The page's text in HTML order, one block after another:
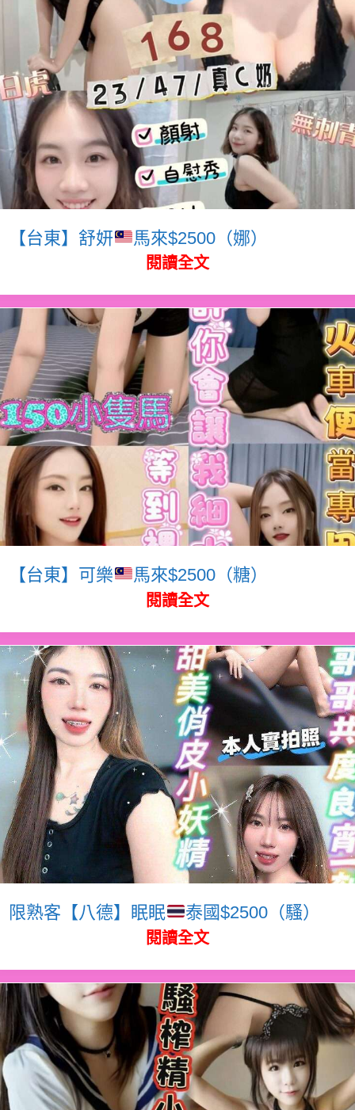
【台東】舒妍 馬來$2500（娜）
閱讀全文
【台東】可樂 馬來$2500（糖）
閱讀全文
限熟客【八德】眠眠 泰國$2500（騷）
閱讀全文